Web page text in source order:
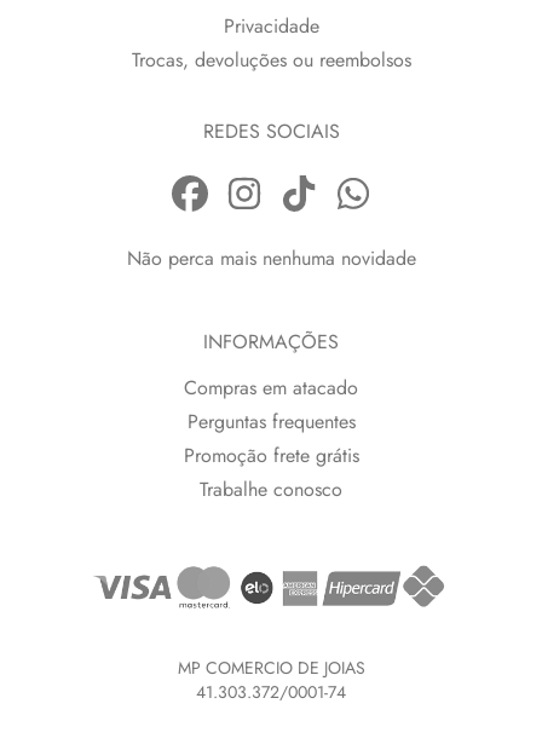
Privacidade
Trocas, devoluções ou reembolsos
REDES SOCIAIS
Não perca mais nenhuma novidade
INFORMAÇÕES
Compras em atacado
Perguntas frequentes
Promoção frete grátis
Trabalhe conosco
MP COMERCIO DE JOIAS
41.303.372/0001-74